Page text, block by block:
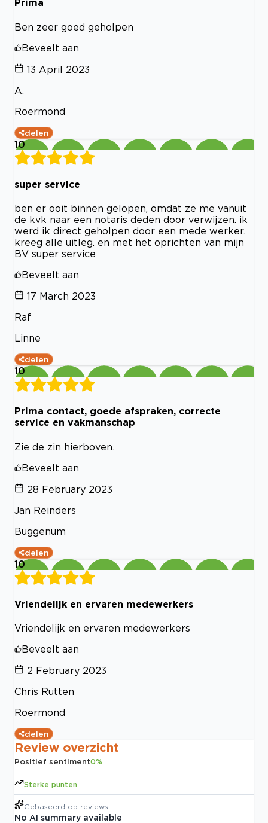
Prima
Ben zeer goed geholpen
Beveelt aan
13 April 2023
A.
Roermond
delen
10
super service
ben er ooit binnen gelopen, omdat ze me vanuit
de kvk naar een notaris deden door verwijzen. ik
werd ik direct geholpen door een mede werker.
kreeg alle uitleg. en met het oprichten van mijn
BV super service
Beveelt aan
17 March 2023
Raf
Linne
delen
10
Prima contact, goede afspraken, correcte
service en vakmanschap
Zie de zin hierboven.
Beveelt aan
28 February 2023
Jan Reinders
Buggenum
delen
10
Vriendelijk en ervaren medewerkers
Vriendelijk en ervaren medewerkers
Beveelt aan
2 February 2023
Chris Rutten
Roermond
delen
Review overzicht
Positief sentiment0%
Sterke punten
Gebaseerd op reviews
No AI summary available